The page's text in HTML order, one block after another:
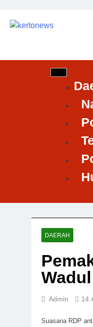
DAERAH
Admin 14
Suasana RDP